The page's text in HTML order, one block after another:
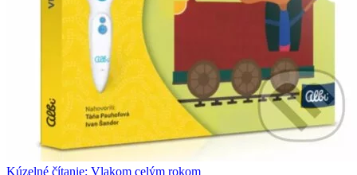
Kúzelné čítanie: Vlakom celým rokom